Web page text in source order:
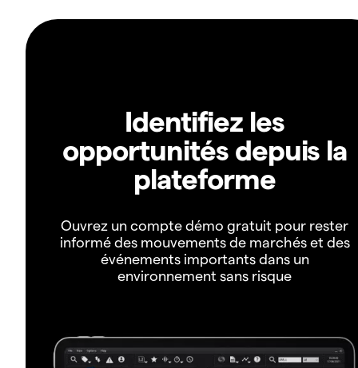
Identifiez les
opportunités depuis la
plateforme
Ouvrez un compte démo gratuit pour rester
informé des mouvements de marchés et des
événements importants dans un
environnement sans risque